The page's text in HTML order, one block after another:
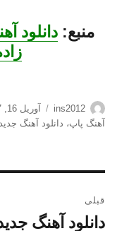
منبع:دانلود
نویسنده
ins2012
ارسال
شده
آوریل 16, 2017
آهنگ پاپ، دانلود آهنگ
نوشته
قبلی
نوشته
دانلود آهنگ